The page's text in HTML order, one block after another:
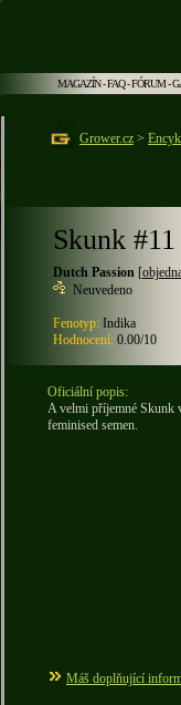
MAGAZÍN-FAQ-FÓRUM-
Grower.cz >
Skunk #11
Dutch Passion [
Neuvedeno
Fenotyp: Indika
Hodnocení: 0.00/10
Oficiální popis:
A velmi příjemné Skunk
feminised semen.
Máš doplňující